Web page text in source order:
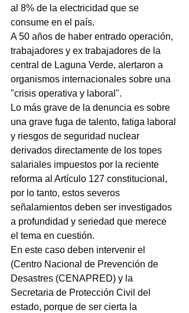
al 8% de la electricidad que se
consume en el país.
A 50 años de haber entrado operación,
trabajadores y ex trabajadores de la
central de Laguna Verde, alertaron a
organismos internacionales sobre una
"crisis operativa y laboral".
Lo más grave de la denuncia es sobre
una grave fuga de talento, fatiga laboral
y riesgos de seguridad nuclear
derivados directamente de los topes
salariales impuestos por la reciente
reforma al Artículo 127 constitucional,
por lo tanto, estos severos
señalamientos deben ser investigados
a profundidad y seriedad que merece
el tema en cuestión.
En este caso deben intervenir el
(Centro Nacional de Prevención de
Desastres (CENAPRED) y la
Secretaria de Protección Civil del
estado, porque de ser cierta la